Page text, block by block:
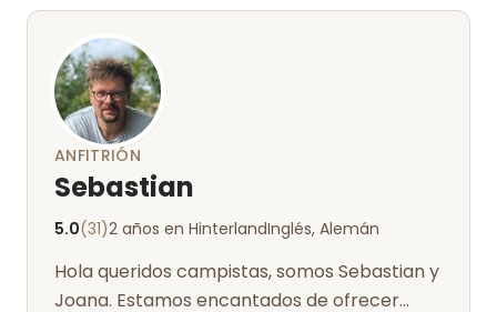
ANFITRIÓN
Sebastian
5.0(31)2 años en HinterlandInglés, Alemán
Hola queridos campistas, somos Sebastian y
Joana. Estamos encantados de ofrecer